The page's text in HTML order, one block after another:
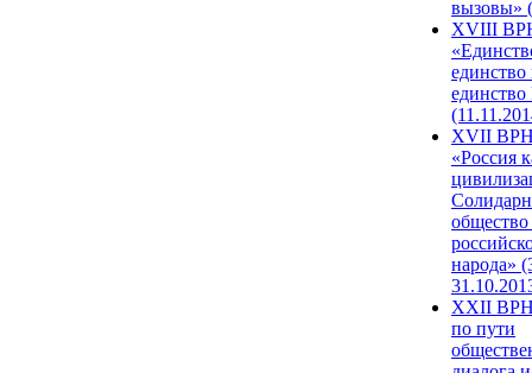
вызовы»
XVIII
единство
единство
XVII
«Россия
народа»
XXII
по пути